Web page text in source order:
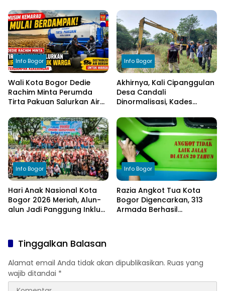
Cimulang, Libatkan Seluruh
Elemen Masyarakat
Transparansi Pengelolaan
Anggaran
Info Bogor
Wali Kota Bogor Dedie
Rachim Minta Perumda
Tirta Pakuan Salurkan Air
Terdampak Kekeringan
Info Bogor
Akhirnya, Kali Cipanggulan
Desa Candali
Dinormalisasi, Kades
kepada Bupati Bogor
Info Bogor
Hari Anak Nasional Kota
Bogor 2026 Meriah, Alun-
alun Jadi Panggung Inklusi
Info Bogor
Razia Angkot Tua Kota
Bogor Digencarkan, 313
Armada Berhasil
Tinggalkan Balasan
Alamat email Anda tidak akan dipublikasikan. Ruas yang
wajib ditandai *